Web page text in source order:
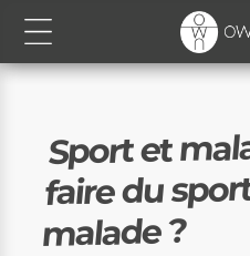
Sport et
faire du
malade ?